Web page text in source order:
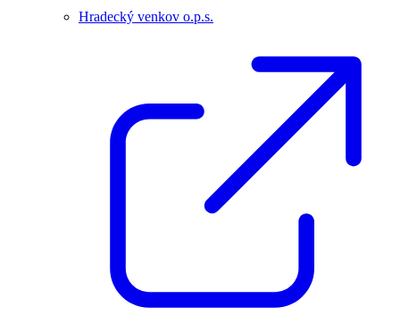
Hradecký venkov o.p.s.